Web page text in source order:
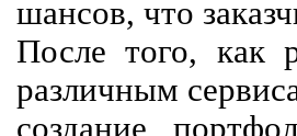
шансов, что
После того, как
различным
создание